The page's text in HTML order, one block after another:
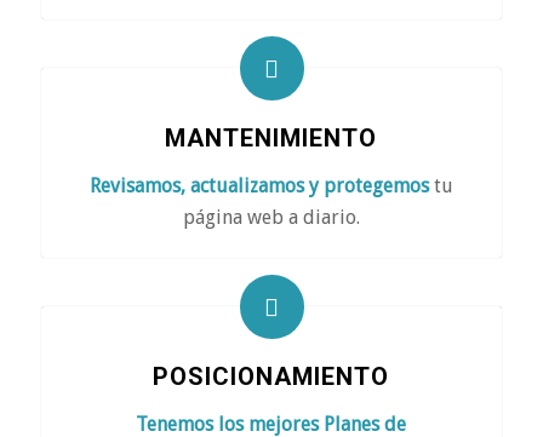
MANTENIMIENTO
Revisamos, actualizamos y protegemostu
página web a diario.
POSICIONAMIENTO
Tenemos los mejores Planes de